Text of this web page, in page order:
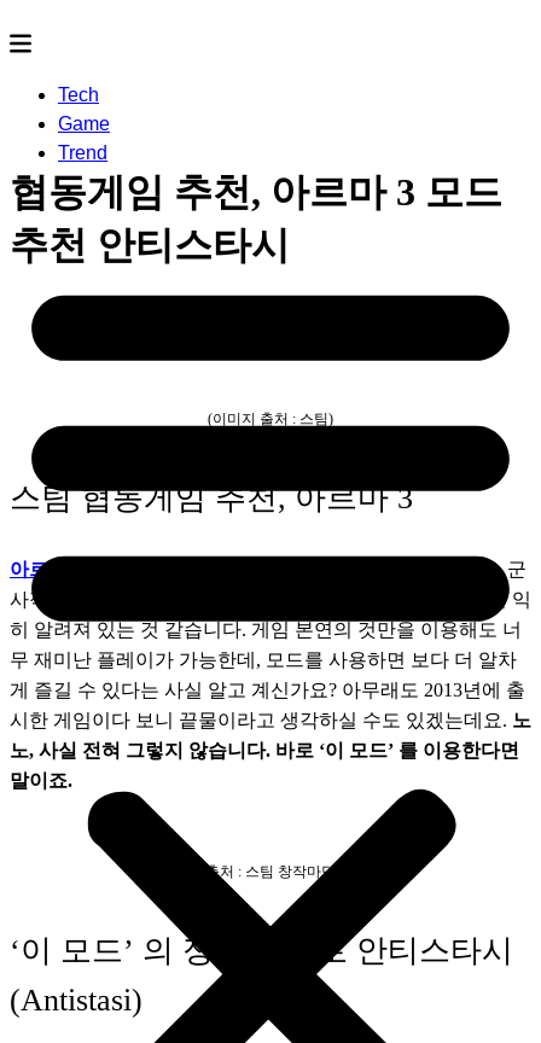
Tech
Game
Trend
협동게임 추천, 아르마 3 모드
추천 안티스타시
(이미지 출처 : 스팀)
스팀 협동게임 추천, 아르마 3
아르마 3
는 너무나도 유명한 게임이죠. 특히 구현되어 있는 군
사적인 시스템이 매우 많기 때문에 시뮬레이션으로 보다 더 익
히 알려져 있는 것 같습니다. 게임 본연의 것만을 이용해도 너
무 재미난 플레이가 가능한데, 모드를 사용하면 보다 더 알차
게 즐길 수 있다는 사실 알고 계신가요? 아무래도 2013년에 출
시한 게임이다 보니 끝물이라고 생각하실 수도 있겠는데요. 노
노, 사실 전혀 그렇지 않습니다. 바로 ‘이 모드’ 를 이용한다면
말이죠.
(출처 : 스팀 창작마당)
‘이 모드’ 의 정체는 바로 안티스타시
(Antistasi)